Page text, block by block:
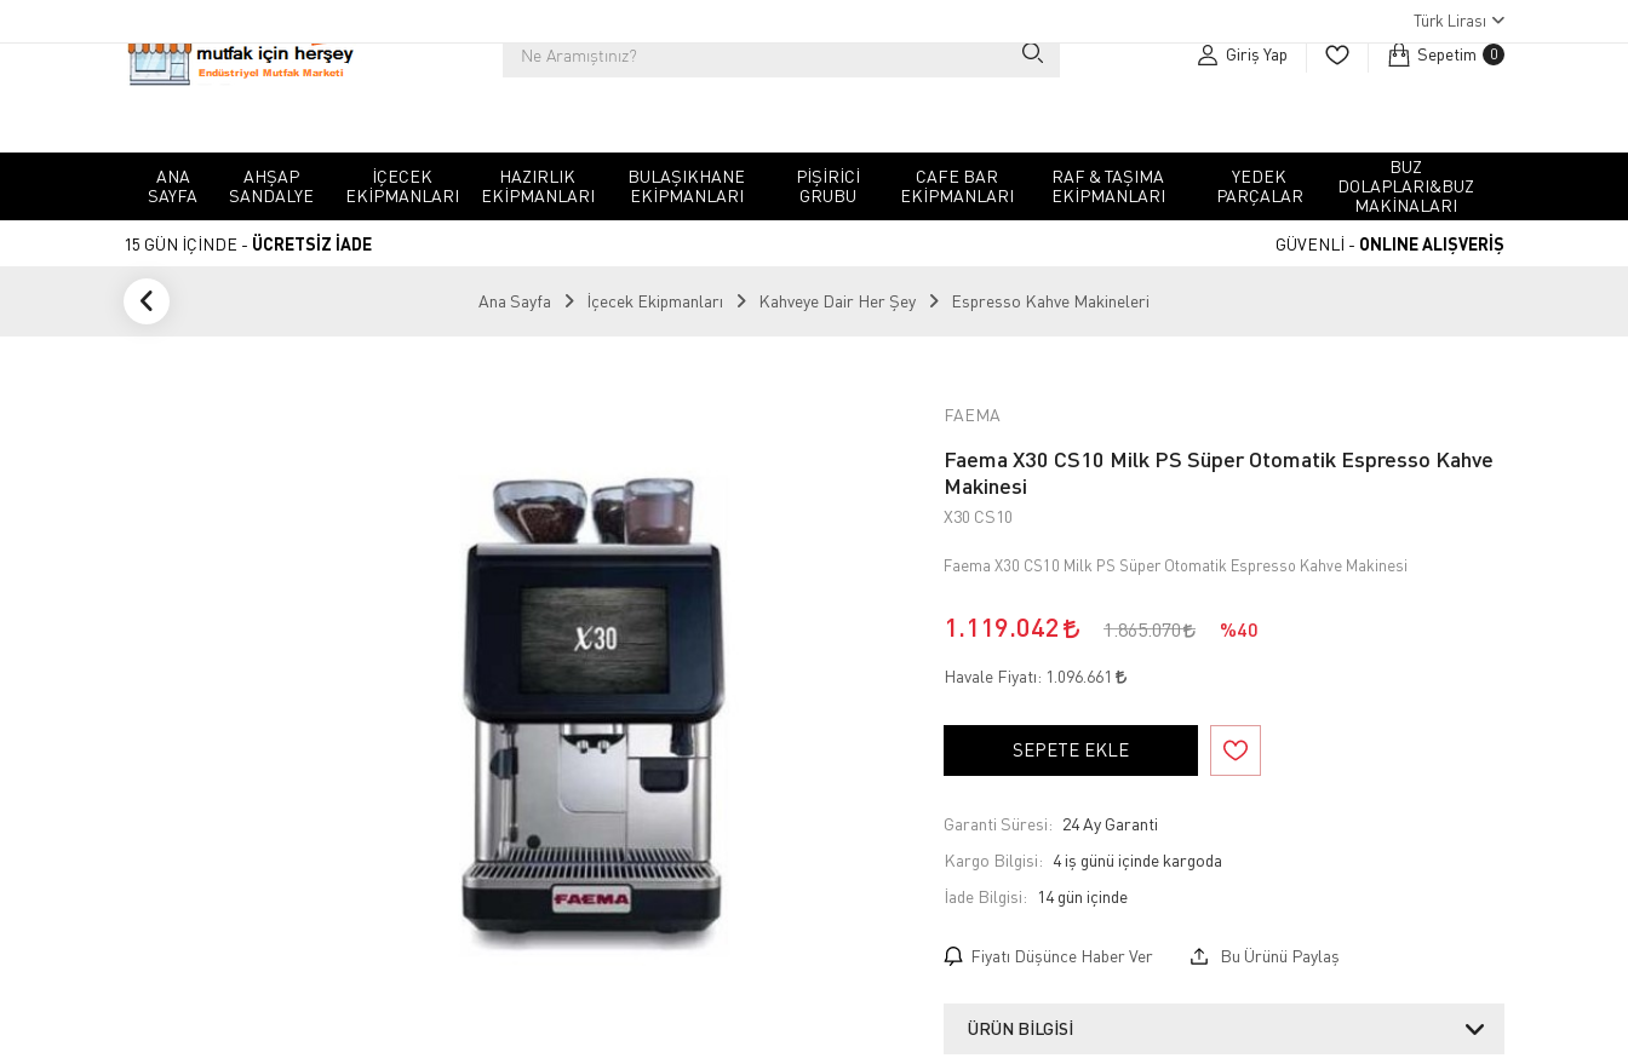
Türk Lirası
Giriş Yap Sepetim 0
ANA
SAYFA
AHŞAP
SANDALYE
İÇECEK
EKIPMANLARI
HAZIRLIK
EKIPMANLARI
BULAŞIKHANE
EKIPMANLARI
PIŞIRICI
GRUBU
CAFE BAR
EKIPMANLARI
RAF & TAŞIMA
EKIPMANLARI
YEDEK
PARÇALAR
BUZ
DOLAPLARI&BUZ
MAKINALARI
15 GÜN İÇİNDE - ÜCRETSİZ İADE GÜVENLİ - ONLINE ALIŞVERİŞ
Ana Sayfa İçecek Ekipmanları Kahveye Dair Her Şey Espresso Kahve Makineleri
FAEMA
Faema X30 CS10 Milk PS Süper Otomatik Espresso Kahve
Makinesi
X30 CS10
Faema X30 CS10 Milk PS Süper Otomatik Espresso Kahve Makinesi
1.119.042 1.865.070 %40
Havale Fiyatı: 1.096.661
SEPETE EKLE
Garanti Süresi: 24 Ay Garanti
Kargo Bilgisi: 4 iş günü içinde kargoda
İade Bilgisi:
Fiyatı Düşünce Haber Ver Bu Ürünü Paylaş
ÜRÜN BILGISI